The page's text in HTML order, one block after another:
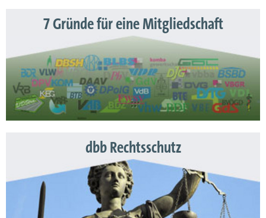
7 Gründe für eine Mitgliedschaft
dbb Rechtsschutz